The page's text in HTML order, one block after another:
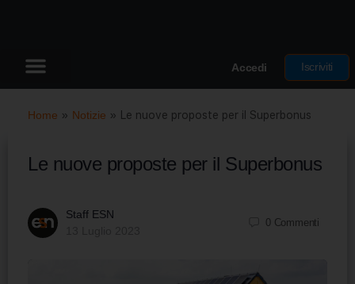
Accedi Iscriviti
Home » Notizie » Le nuove proposte per il Superbonus
Le nuove proposte per il Superbonus
Staff ESN
0 Commenti